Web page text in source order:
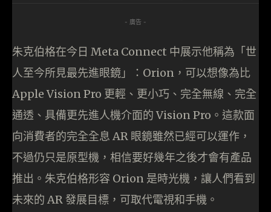
- 廣告 -
朱克伯格在今日 Meta Connect 中展示他稱為「世
人至今所見最先進眼鏡」：Orion，可以想像為比
Apple Vision Pro 更輕、更小巧、完全無線、完全
通透、具備更先進人機介面的 Vision Pro。這款面
向消費者的完全全息 AR 眼鏡雖然已經可以運作，
不過仍只是原型機，相信要好幾年之後才會有產品
推出。朱克伯格形容 Orion 是時光機，讓人們看到
未來的 AR 發展目標，可取代電視和手機。